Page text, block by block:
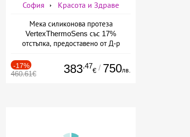
София Красота и Здраве
Мека силиконова протеза
VertexThermoSens със 17%
отстъпка, предоставено от Д-р
-17%
460.61€ 383.47
€ / 750лв.